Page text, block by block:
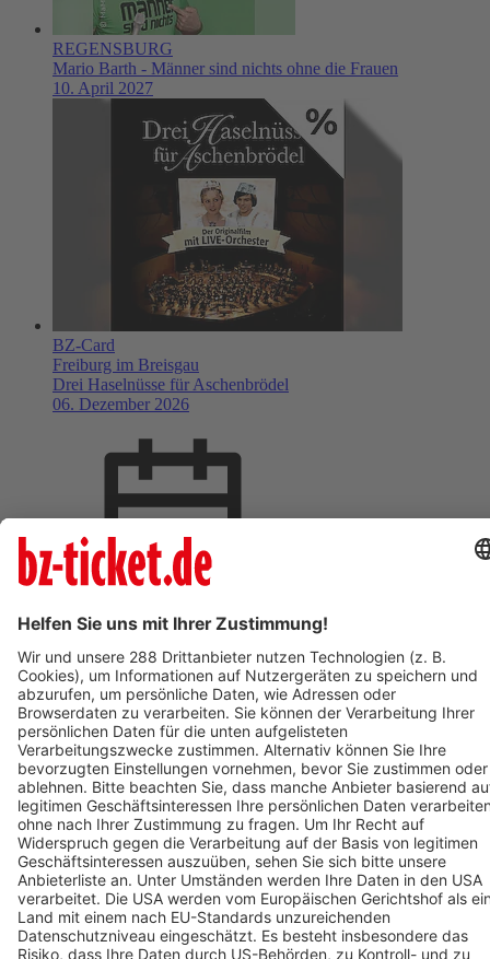
REGENSBURG
Mario Barth - Männer sind nichts ohne die Frauen
10. April 2027
BZ-Card
Freiburg im Breisgau
Drei Haselnüsse für Aschenbrödel
06. Dezember 2026
BZ-Card Vorteile